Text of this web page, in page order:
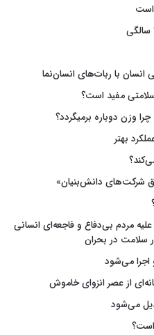
است
با ربات‌های انسان‌نما
مفید است؟
وزن دوباره برمیگردد؟
بهتر
شرکت‌های دانش‌بنیان»
علیه مردم بی‌دفاع و فاجعه‌ای انسانی
سلامت در بحران
اجرا می‌شود
از عصر انزوای خاموش
می‌شود